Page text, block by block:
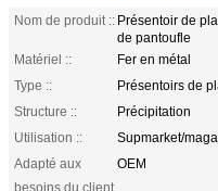
Nom de produit :: Présentoir de
de pantoufle
Matériel ::
Fer en métal
Type ::
Présentoirs de
Structure ::
Précipitation
Utilisation ::
Supmarket/
Adapté aux
besoins du client
OEM